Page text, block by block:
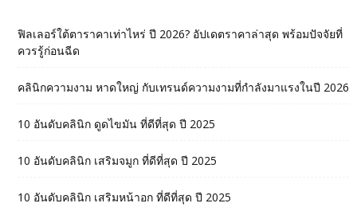
ฟิลเลอร์ใต้ตาราคาเท่าไหร่ ปี 2026? อัปเดตราคาล่าสุด พร้อมปัจจัยที่
ควรรู้ก่อนฉีด
คลินิกความงาม หาดใหญ่ กับเทรนด์ความงามที่กำลังมาแรงในปี 2026
10 อันดับคลินิก ดูดไขมัน ที่ดีที่สุด ปี 2025
10 อันดับคลินิก เสริมจมูก ที่ดีที่สุด ปี 2025
10 อันดับคลินิก เสริมหน้าอก ที่ดีที่สุด ปี 2025